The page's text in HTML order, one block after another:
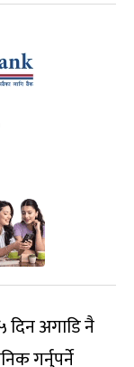
अगाडि नै
गर्नुपर्ने